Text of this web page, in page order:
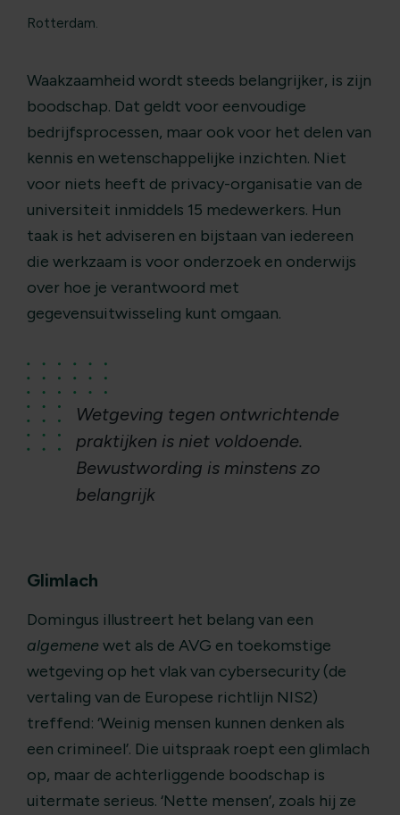
Rotterdam.
Waakzaamheid wordt steeds belangrijker, is zijn
boodschap. Dat geldt voor eenvoudige
bedrijfsprocessen, maar ook voor het delen van
kennis en wetenschappelijke inzichten. Niet
voor niets heeft de privacy-organisatie van de
universiteit inmiddels 15 medewerkers. Hun
taak is het adviseren en bijstaan van iedereen
die werkzaam is voor onderzoek en onderwijs
over hoe je verantwoord met
gegevensuitwisseling kunt omgaan.
Wetgeving tegen ontwrichtende
praktijken is niet voldoende.
Bewustwording is minstens zo
belangrijk
Glimlach
Domingus illustreert het belang van een
algemene wet als de AVG en toekomstige
wetgeving op het vlak van cybersecurity (de
vertaling van de Europese richtlijn NIS2)
treffend: ‘Weinig mensen kunnen denken als
een crimineel’. Die uitspraak roept een glimlach
op, maar de achterliggende boodschap is
uitermate serieus. ‘Nette mensen’, zoals hij ze